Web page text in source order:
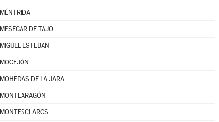
MÉNTRIDA
MESEGAR DE TAJO
MIGUEL ESTEBAN
MOCEJÓN
MOHEDAS DE LA JARA
MONTEARAGÓN
MONTESCLAROS